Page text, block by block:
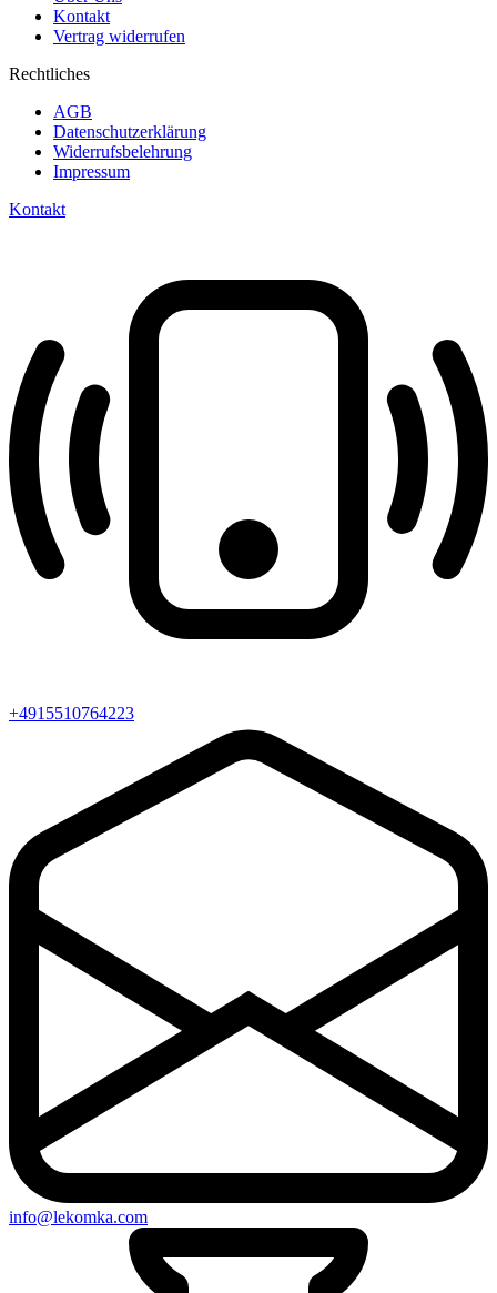
Kontakt
Vertrag widerrufen
Rechtliches
AGB
Datenschutzerklärung
Widerrufsbelehrung
Impressum
Kontakt
+4915510764223
info@lekomka.com